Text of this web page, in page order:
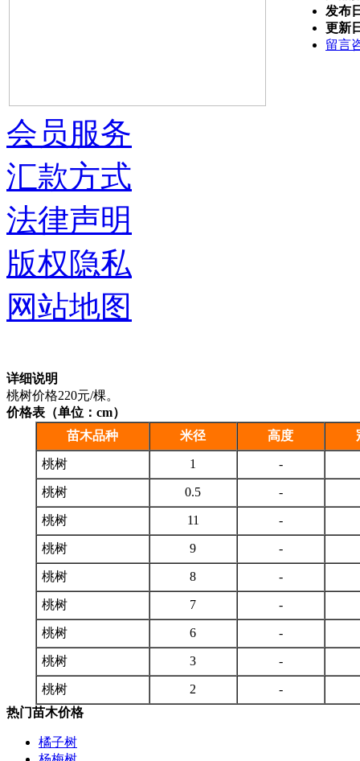
发布
更新
留言
详细说明
桃树价格220元/棵。
价格表（单位：cm）
苗木品种
米径 高度
桃树 1 -
桃树 0.5 -
桃树 11 -
桃树 9 -
桃树 8 -
桃树 7 -
桃树 6 -
桃树 3 -
桃树 2
-
热门苗木价格
橘子树
会员服务
汇款方式
法律声明
版权隐私
网站地图